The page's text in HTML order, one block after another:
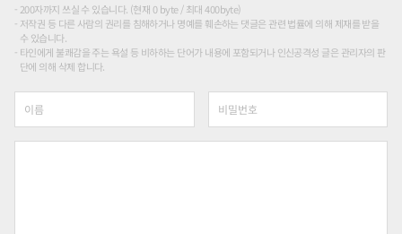
200자까지 쓰실 수 있습니다. (현재 0 byte / 최대 400byte)
저작권 등 다른 사람의 권리를 침해하거나 명예를 훼손하는 댓글은 관련 법률에 의해 제재를 받을
수 있습니다.
타인에게 불쾌감을 주는 욕설 등 비하하는 단어가 내용에 포함되거나 인신공격성 글은 관리자의 판
단에 의해 삭제 합니다.